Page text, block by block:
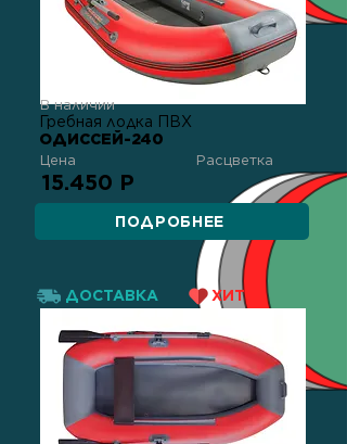
В наличии
Гребная лодка ПВХ
ОДИССЕЙ-240
Цена Расцветка
15.450 Р
ПОДРОБНЕЕ
ДОСТАВКА ХИТ!